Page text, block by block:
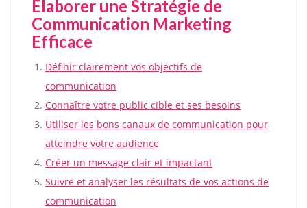
Élaborer une Stratégie de
Communication Marketing
Efficace
Définir clairement vos objectifs de
communication
Connaître votre public cible et ses besoins
Utiliser les bons canaux de communication pour
atteindre votre audience
Créer un message clair et impactant
Suivre et analyser les résultats de vos actions de
communication